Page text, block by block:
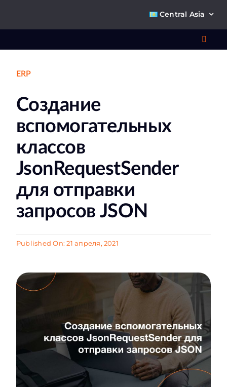
Central Asia
ERP
Создание
вспомогательных
классов
JsonRequestSender
для отправки
запросов JSON
Published On: 21 апреля, 2021